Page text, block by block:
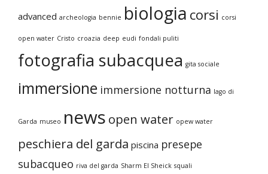
advanced archeologia bennie biologia corsi corsi
open water Cristo croazia deep eudi fondali puliti
fotografia subacquea gita sociale
immersione immersione notturna lago di
Garda museo news open water opew water
peschiera del garda piscina presepe
subacqueo riva del garda Sharm El Sheick squali